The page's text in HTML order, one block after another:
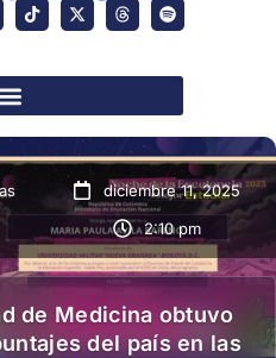
diciembre 11, 2025
2:10 pm
de Medicina obtuvo
del país en las